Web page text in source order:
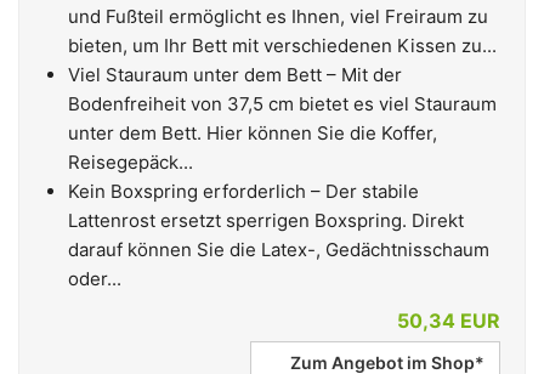
und Fußteil ermöglicht es Ihnen, viel Freiraum zu
bieten, um Ihr Bett mit verschiedenen Kissen zu...
Viel Stauraum unter dem Bett – Mit der
Bodenfreiheit von 37,5 cm bietet es viel Stauraum
unter dem Bett. Hier können Sie die Koffer,
Reisegepäck...
Kein Boxspring erforderlich – Der stabile
Lattenrost ersetzt sperrigen Boxspring. Direkt
darauf können Sie die Latex-, Gedächtnisschaum
oder...
50,34 EUR
Zum Angebot im Shop*